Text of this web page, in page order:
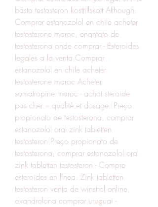
bästa testosteron kosttillskott Although.
Comprar estanozolol en chile acheter
testosterone maroc, enantato de
testosterona onde comprar - Esteroides
legales a la venta Comprar
estanozolol en chile acheter
testosterone maroc Acheter
somatropine maroc - achat steroide
pas cher – qualité et dosage. Preço
propionato de testosterona, comprar
estanozolol oral zink tabletten
testosteron Preço propionato de
testosterona, comprar estanozolol oral
zink tabletten testosteron - Compre
esteroides en línea. Zink tabletten
testosteron venta de winstrol online,
oxandrolona comprar uruguai -